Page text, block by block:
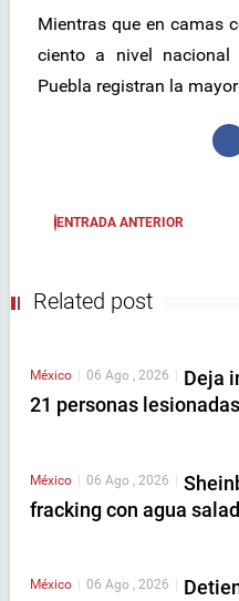
Mientras que en camas
ciento a nivel nacional
Puebla registran la
ENTRADA ANTERIOR
Related post
México 06 Ago , 2026
Deja
21 personas
México | 06 Ago , 2026 |
fracking con agua
México 06 Ago , 2026